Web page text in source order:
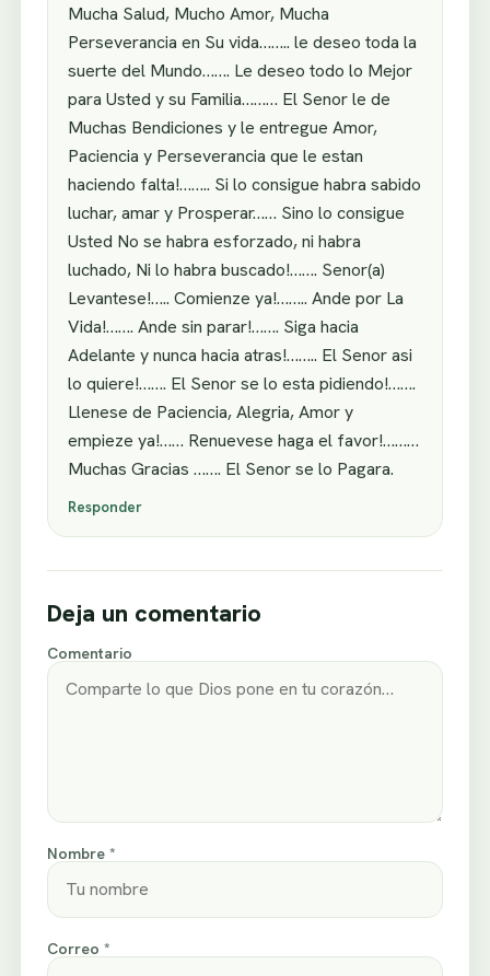
Mucha Salud, Mucho Amor, Mucha
Perseverancia en Su vida…….. le deseo toda la
suerte del Mundo……. Le deseo todo lo Mejor
para Usted y su Familia……… El Senor le de
Muchas Bendiciones y le entregue Amor,
Paciencia y Perseverancia que le estan
haciendo falta!…….. Si lo consigue habra sabido
luchar, amar y Prosperar…… Sino lo consigue
Usted No se habra esforzado, ni habra
luchado, Ni lo habra buscado!……. Senor(a)
Levantese!….. Comienze ya!…….. Ande por La
Vida!……. Ande sin parar!……. Siga hacia
Adelante y nunca hacia atras!…….. El Senor asi
lo quiere!……. El Senor se lo esta pidiendo!…….
Llenese de Paciencia, Alegria, Amor y
empieze ya!…… Renuevese haga el favor!………
Muchas Gracias ……. El Senor se lo Pagara.
Responder
Deja un comentario
Comentario
Nombre *
Correo *